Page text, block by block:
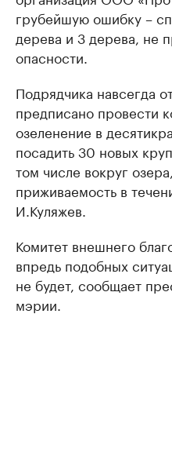
грубейшую ошибку –
дерева и 3 дерева, не
опасности.
Подрядчика навсегда
предписано провести
озеленение в
посадить 30 новых
том числе вокруг
приживаемость в
И.Куляжев.
Комитет внешнего
впредь подобных
не будет, сообщает
мэрии.